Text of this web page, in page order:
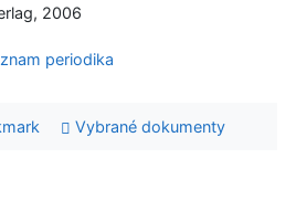
2006
periodika
Vybrané dokumenty